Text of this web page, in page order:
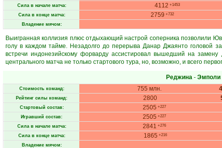
Сила в начале матча: 4112 +1453
Сила в конце матча: 2759 +732
Владение мячом:
Выигранная коллизия плюс отдыхающий настрой соперника позволили
голу в каждом тайме. Незадолго до перерыва Данар Джаянто головой
встречи индонезийскому форварду ассистировал вышедший на
центрального матча не только стартового тура, но, возможно, и всего
Реджина- Эмполи
Стоимость команд: 755 млн.
Рейтинг силы команд: 2800
Стартовый состав: 2505 +227
Игравший состав: 2505 +227
Сила в начале матча: 2841 +276
Сила в конце матча: 1865 +216
Владение мячом: